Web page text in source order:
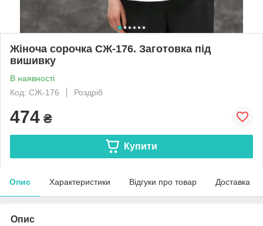
Жіноча сорочка СЖ-176. Заготовка під
вишивку
В наявності
Код: СЖ-176
Роздріб
474 ₴
Купити
Опис Характеристики Відгуки про товар Доставка
Опис